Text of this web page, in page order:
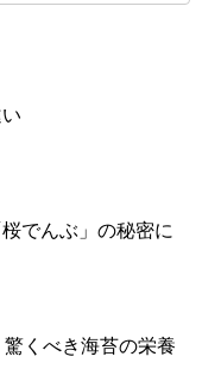
でんぶ」の秘密に
くべき海苔の栄養